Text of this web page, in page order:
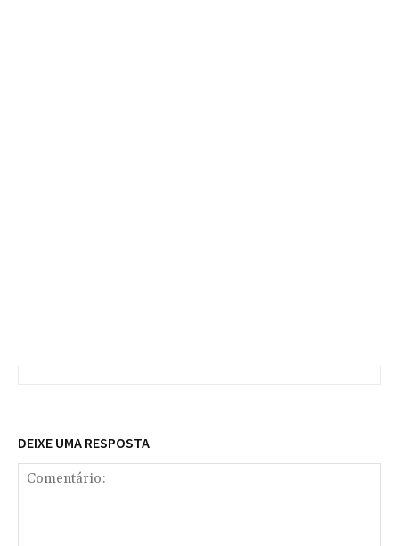
DEIXE UMA RESPOSTA